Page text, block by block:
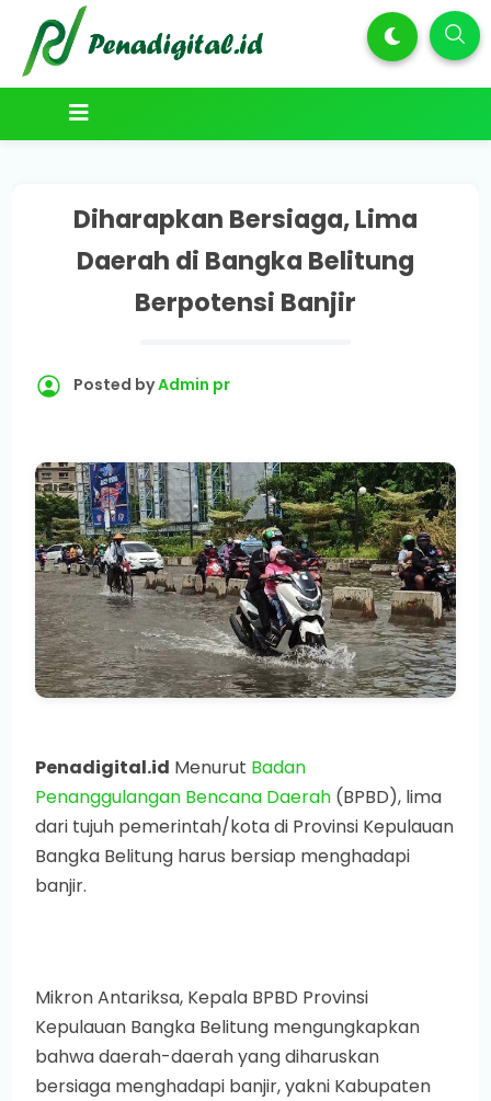
Diharapkan Bersiaga, Lima
Daerah di Bangka Belitung
Berpotensi Banjir
Posted byAdmin pr
Penadigital.id Menurut Badan
Penanggulangan Bencana Daerah (BPBD), lima
dari tujuh pemerintah/kota di Provinsi Kepulauan
Bangka Belitung harus bersiap menghadapi
banjir.
Mikron Antariksa, Kepala BPBD Provinsi
Kepulauan Bangka Belitung mengungkapkan
bahwa daerah-daerah yang diharuskan
bersiaga menghadapi banjir, yakni Kabupaten